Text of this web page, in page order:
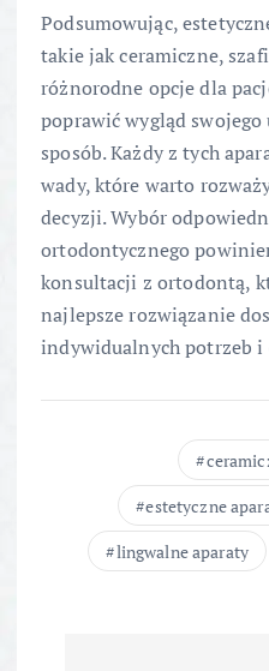
Podsumowując,
takie jak ceramiczne,
różnorodne opcje dla
poprawić wygląd
sposób. Każdy z tych
wady, które warto
decyzji. Wybór
ortodontycznego
konsultacji z ortodontą,
najlepsze rozwiązanie
indywidualnych potrzeb i
estetyczne
lingwalne aparaty